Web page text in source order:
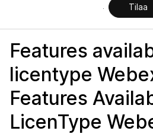
Tilaa
Features
licentype
Features
LicenType